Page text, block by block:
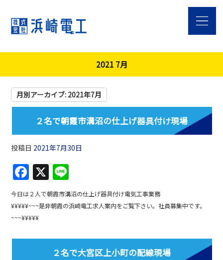
2021 7月
月別アーカイブ: 2021年7月
２名で朝霞市溝沼の仕上げ器具付け現場
投稿日 2021年7月30日
F
a
c
e
b
X
n
e
今日は２人で朝霞市溝沼の仕上げ器具付け電気工事業務
¥¥¥¥¥~~~是非朝霞の浜崎電工求人案内をご覧下さい。社員募集中です。
~~~¥¥¥¥¥
２名で大宮区上小町の配線現場